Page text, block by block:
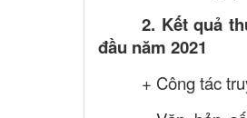
2. Kết quả
đầu năm 2021
+ Công tác